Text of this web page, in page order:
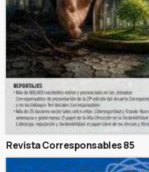
Revista Corresponsables 85